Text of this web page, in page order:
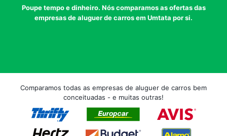
Poupe tempo e dinheiro. Nós comparamos as ofertas das
empresas de aluguer de carros em Umtata por si.
Comparamos todas as empresas de aluguer de carros bem
conceituadas - e muitas outras!